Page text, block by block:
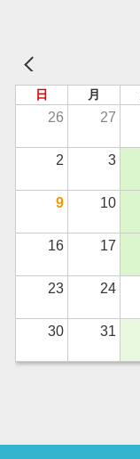
日 月
26 27
2 3
9 10
16 17
23 24
30 31